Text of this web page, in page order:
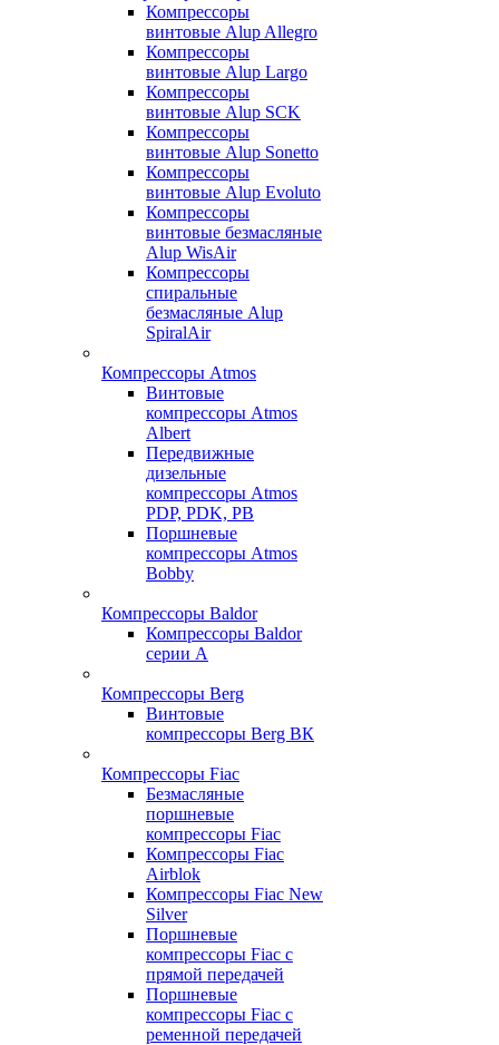
Компрессоры
винтовые Alup Allegro
Компрессоры
винтовые Alup Largo
Компрессоры
винтовые Alup SCK
Компрессоры
винтовые Alup Sonetto
Компрессоры
винтовые Alup Evoluto
Компрессоры
винтовые безмасляные
Alup WisAir
Компрессоры
спиральные
безмасляные Alup
SpiralAir
Компрессоры Atmos
Винтовые
компрессоры Atmos
Albert
Передвижные
дизельные
компрессоры Atmos
PDP, PDK, PB
Поршневые
компрессоры Atmos
Bobby
Компрессоры Baldor
Компрессоры Baldor
серии A
Компрессоры Berg
Винтовые
компрессоры Berg ВК
Компрессоры Fiac
Безмасляные
поршневые
компрессоры Fiac
Компрессоры Fiac
Airblok
Компрессоры Fiac New
Silver
Поршневые
компрессоры Fiac с
прямой передачей
Поршневые
компрессоры Fiac с
ременной передачей